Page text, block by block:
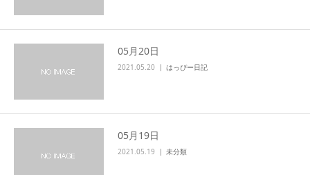
05月20日
2021.05.20 はっぴー日記
05月19日
2021.05.19 未分類